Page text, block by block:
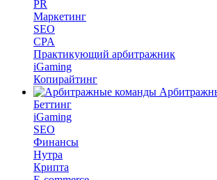
PR
Маркетинг
SEO
CPA
Практикующий арбитражник
iGaming
Копирайтинг
Беттинг
iGaming
SEO
Финансы
Нутра
Крипта